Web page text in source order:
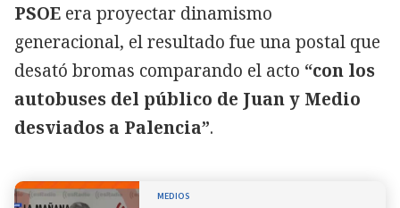
PSOE era proyectar dinamismo
generacional, el resultado fue una postal que
desató bromas comparando el acto “con los
autobuses del público de Juan y Medio
desviados a Palencia”.
MEDIOS